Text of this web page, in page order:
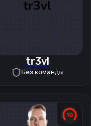
tr3vl
Без команды